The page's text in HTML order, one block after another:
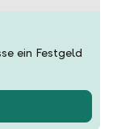
ein Festgeld